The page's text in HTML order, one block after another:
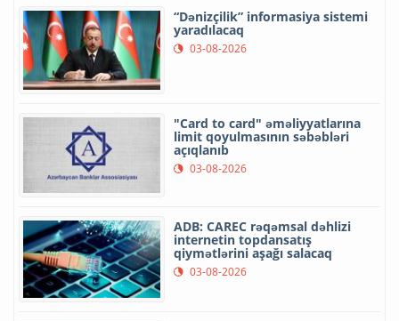
“Dənizçilik” informasiya sistemi
yaradılacaq
03-08-2026
"Card to card" əməliyyatlarına
limit qoyulmasının səbəbləri
açıqlanıb
03-08-2026
ADB: CAREC rəqəmsal dəhlizi
internetin topdansatış
qiymətlərini aşağı salacaq
03-08-2026